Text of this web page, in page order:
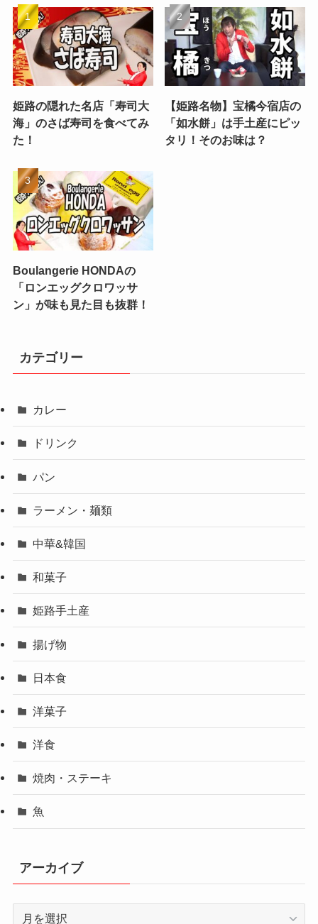
姫路の隠れた名店「寿司大
海」のさば寿司を食べてみ
た！
【姫路名物】宝橘今宿店の
「如水餅」は手土産にピッ
タリ！そのお味は？
Boulangerie HONDAの
「ロンエッグクロワッサ
ン」が味も見た目も抜群！
カテゴリー
カレー
ドリンク
パン
ラーメン・麺類
中華&韓国
和菓子
姫路手土産
揚げ物
日本食
洋菓子
洋食
焼肉・ステーキ
魚
アーカイブ